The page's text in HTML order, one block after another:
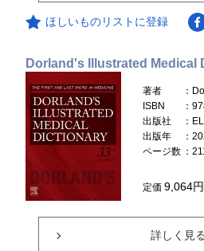
ほしいものリストに登録
Dorland's Illustrated Medical
著者
：
ISBN
：
出版社
：
出版年
：
ページ数 ：
定価9,064円
詳しく見る